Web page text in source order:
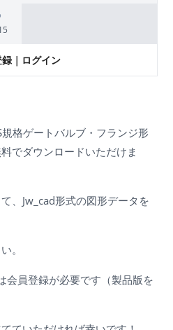
｜ ログイン
格ゲートバルブ・フランジ形
でダウンロードいただけま
、Jw_cad形式の図形データを
。
会員登録が必要です（製品版を